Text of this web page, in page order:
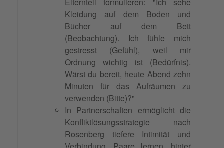
Elternteil formulieren: "Ich sehe
Kleidung auf dem Boden und
Bücher auf dem Bett
(Beobachtung). Ich fühle mich
gestresst (Gefühl), weil mir
Ordnung wichtig ist (Bedürfnis).
Wärst du bereit, heute Abend zehn
Minuten für das Aufräumen zu
verwenden (Bitte)?"
In Partnerschaften ermöglicht die
Konfliktlösungsstrategie nach
Rosenberg tiefere Intimität und